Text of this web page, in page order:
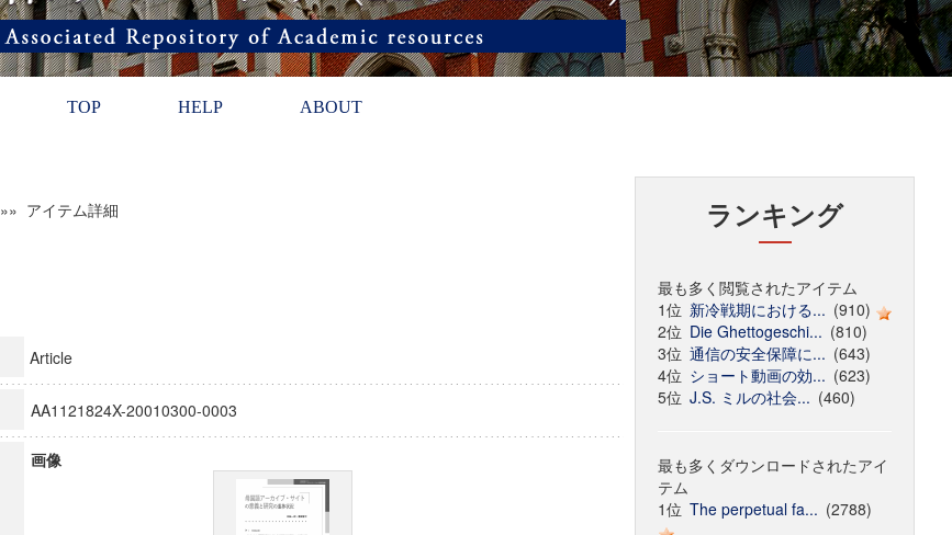
TOP HELP ABOUT
»» アイテム詳細
Article
AA1121824X-20010300-0003
画像
ランキング
最も多く閲覧されたアイテム
1位 新冷戦期における... (910)
2位 Die Ghettogeschi... (810)
3位 通信の安全保障に... (643)
4位 ショート動画の効... (623)
5位 J.S. ミルの社会... (460)
最も多くダウンロードされたアイ
テム
1位 The perpetual fa... (2788)